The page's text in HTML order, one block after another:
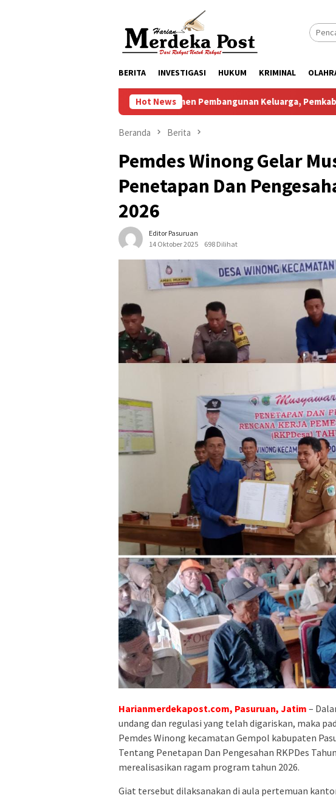
BERITA INVESTIGASI HUKUM KRIMINAL
Hot News
Komitmen Pembangunan Keluarga, Pemkab Pasuruan Menerima
Beranda Berita
Pemdes Winong Gelar
Penetapan Dan
2026
Editor Pasuruan
14 Oktober 2025
698 Dilihat
Harianmerdekapost.com, Pasuruan, Jatim –
undang dan regulasi yang telah digariskan, maka
Pemdes Winong kecamatan Gempol kabupaten
Tentang Penetapan Dan Pengesahan RKPDes
merealisasikan ragam program tahun 2026.
Giat tersebut dilaksanakan di aula pertemuan